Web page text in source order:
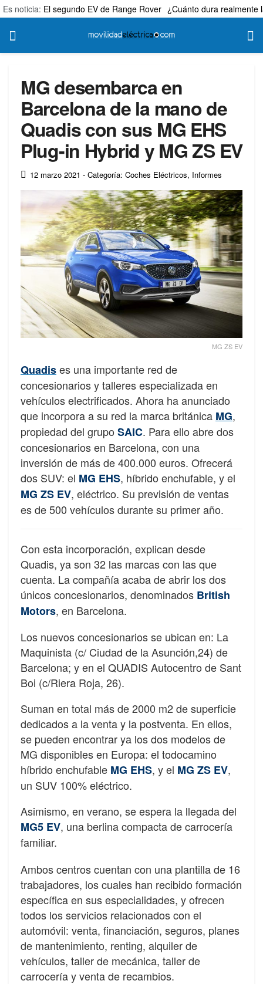
Es noticia: El segundo EV de Range Rover ¿Cuánto dura realmente
MG desembarca en
Barcelona de la mano de
Quadis con sus MG EHS
Plug-in Hybrid y MG ZS EV
12 marzo 2021 - Categoría: Coches Eléctricos, Informes
MG ZS EV
Quadises una importante red de
concesionarios y talleres especializada en
vehículos electrificados. Ahora ha anunciado
que incorpora a su red la marca británica MG,
propiedad del grupo SAIC. Para ello abre dos
concesionarios en Barcelona, con una
inversión de más de 400.000 euros. Ofrecerá
dos SUV: el MG EHS, híbrido enchufable, y el
MG ZS EV, eléctrico. Su previsión de ventas
es de 500 vehículos durante su primer año.
Con esta incorporación, explican desde
Quadis, ya son 32 las marcas con las que
cuenta. La compañía acaba de abrir los dos
únicos concesionarios, denominados British
Motors, en Barcelona.
Los nuevos concesionarios se ubican en: La
Maquinista (c/ Ciudad de la Asunción,24) de
Barcelona; y en el QUADIS Autocentro de Sant
Boi (c/Riera Roja, 26).
Suman en total más de 2000 m2 de superficie
dedicados a la venta y la postventa. En ellos,
se pueden encontrar ya los dos modelos de
MG disponibles en Europa: el todocamino
híbrido enchufable MG EHS, y el MG ZS EV,
un SUV 100% eléctrico.
Asimismo, en verano, se espera la llegada del
MG5 EV, una berlina compacta de carrocería
familiar.
Ambos centros cuentan con una plantilla de 16
trabajadores, los cuales han recibido formación
específica en sus especialidades, y ofrecen
todos los servicios relacionados con el
automóvil: venta, financiación, seguros, planes
de mantenimiento, renting, alquiler de
vehículos, taller de mecánica, taller de
carrocería y venta de recambios.